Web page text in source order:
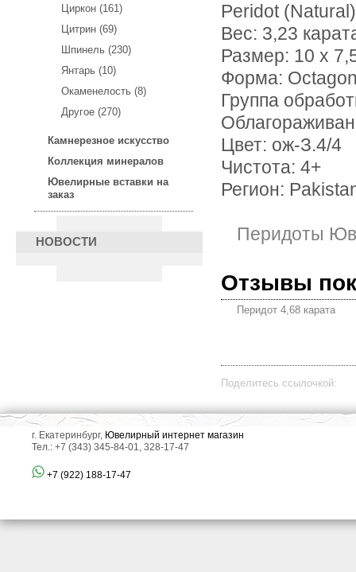
Циркон (161)
Цитрин (69)
Шпинель (230)
Янтарь (10)
Окаменелость (8)
Другое (270)
Камнерезное искусство
Коллекция минералов
Ювелирные вставки на
заказ
НОВОСТИ
Peridot (Natural)
Вес: 3,23
Размер: 10 х
Форма:
Группа
Цвет: ож-З.4/4
Чистота: 4+
Регион:
Перидоты
Отзывы
Перидот 4,68 карата
Поделитесь ссылочкой:
г. Екатеринбург, Ювелирный интернет магазин
Тел.: +7 (343) 345-84-01, 328-17-47
+7 (922) 188-17-47